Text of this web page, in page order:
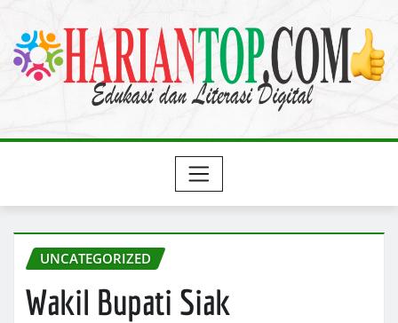
content
UNCATEGORIZED
Wakil Bupati Siak